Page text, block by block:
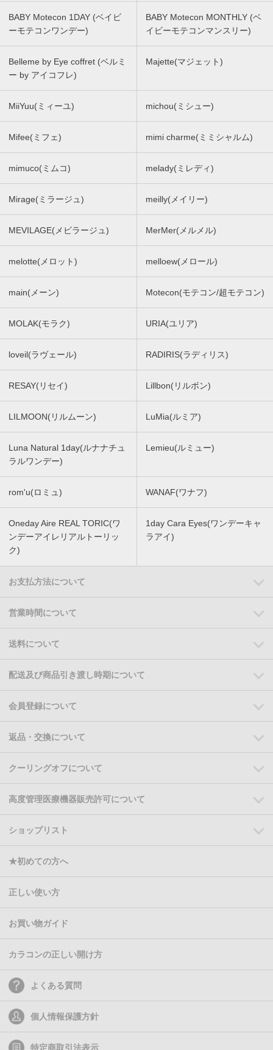
BABY Motecon 1DAY (ベイビ
ーモテコンワンデー)
BABY Motecon MONTHLY (ベ
イビーモテコンマンスリー)
Belleme by Eye coffret (ベルミ
ー by アイコフレ)
Majette(マジェット)
MiiYuu(ミィーユ) michou(ミシュー)
Mifee(ミフェ) mimi charme(ミミシャルム)
mimuco(ミムコ) melady(ミレディ)
Mirage(ミラージュ) meilly(メイリー)
MEVILAGE(メビラージュ) MerMer(メルメル)
melotte(メロット) melloew(メロール)
main(メーン) Motecon(モテコン/超モテコン)
MOLAK(モラク) URIA(ユリア)
loveil(ラヴェール) RADIRIS(ラディリス)
RESAY(リセイ) Lillbon(リルボン)
LILMOON(リルムーン) LuMia(ルミア)
Luna Natural 1day(ルナナチュ
ラルワンデー)
Lemieu(ルミュー)
rom'u(ロミュ) WANAF(ワナフ)
Oneday Aire REAL TORIC(ワ
ンデーアイレリアルトーリッ
ク)
1day Cara Eyes(ワンデーキャ
ラアイ)
お支払方法について
営業時間について
送料について
配送及び商品引き渡し時期について
会員登録について
返品・交換について
クーリングオフについて
高度管理医療機器販売許可について
ショップリスト
★初めての方へ
正しい使い方
お買い物ガイド
カラコンの正しい開け方
よくある質問
個人情報保護方針
特定商取引法表示